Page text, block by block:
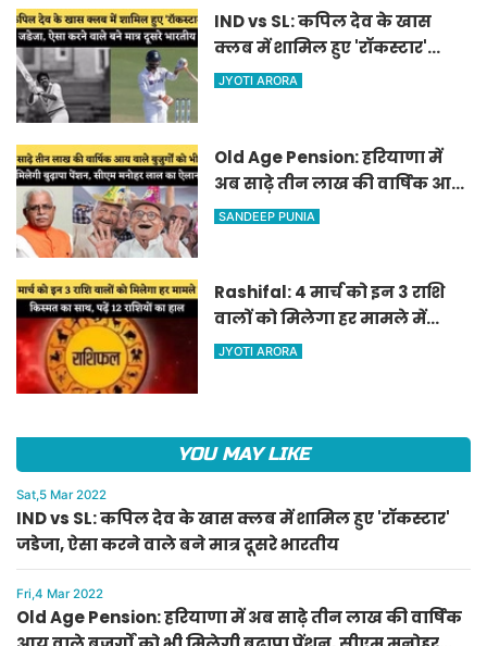
IND vs SL: कपिल देव के खास
क्लब में शामिल हुए 'रॉकस्टार'
जडेजा, ऐसा करने वाले बने मात्र
JYOTI ARORA
Old Age Pension: हरियाणा में
अब साढ़े तीन लाख की वार्षिक आय
वाले बुजुर्गों को भी मिलेगी बुढ़ापा
SANDEEP PUNIA
Rashifal: 4 मार्च को इन 3 राशि
वालों को मिलेगा हर मामले में
किस्मत का साथ, पढ़ें 12 राशियों का
JYOTI ARORA
YOU MAY LIKE
Sat,5 Mar 2022
IND vs SL: कपिल देव के खास क्लब में शामिल हुए 'रॉकस्टार'
जडेजा, ऐसा करने वाले बने मात्र दूसरे भारतीय
Fri,4 Mar 2022
Old Age Pension: हरियाणा में अब साढ़े तीन लाख की वार्षिक